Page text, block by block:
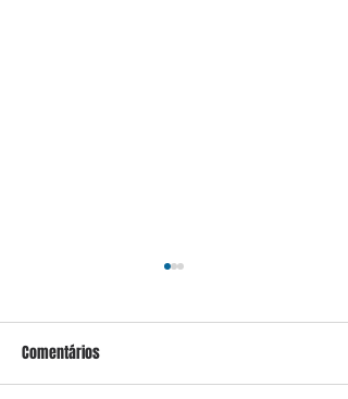
Comentários